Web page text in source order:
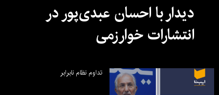
دیدار با احسان عبدی‌پور در
انتشارات خوارزمی
تداوم نظام نابرابر